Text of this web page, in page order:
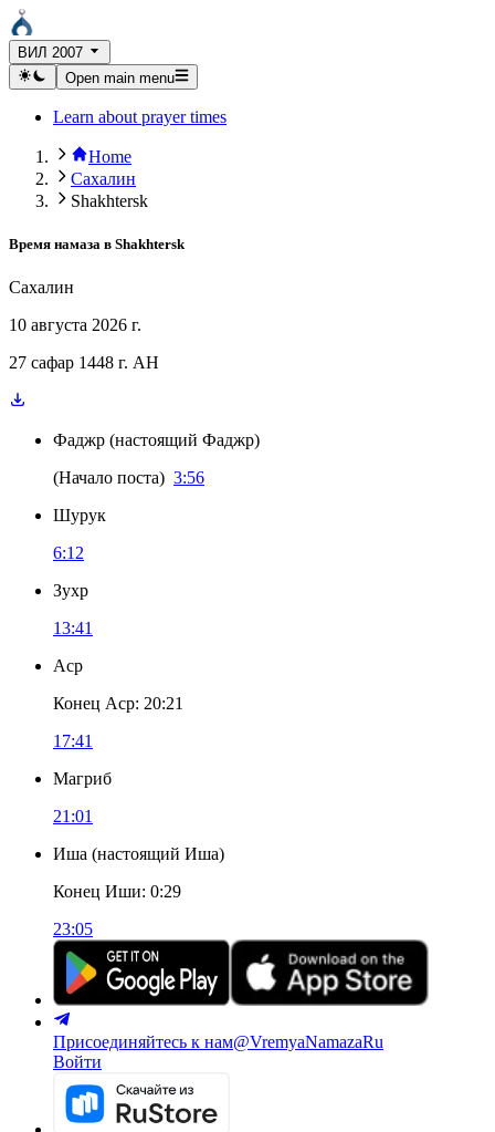
ВИЛ 2007
Open main menu
Learn about prayer times
Home
Сахалин
Shakhtersk
Время намаза в Shakhtersk
Сахалин
10 августа 2026 г.
27 сафар 1448 г. AH
Фаджр (настоящий Фаджр)
(Начало поста) 3:56
Шурук
6:12
Зухр
13:41
Аср
Конец Аср: 20:21
17:41
Магриб
21:01
Иша (настоящий Иша)
Конец Иши: 0:29
23:05
Присоединяйтесь к нам@VremyaNamazaRu
Войти